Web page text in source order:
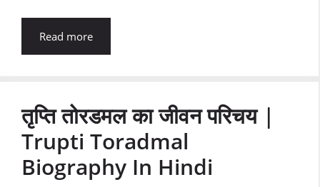
Read more
तृप्ति तोरडमल का जीवन परिचय |
Trupti Toradmal
Biography In Hindi